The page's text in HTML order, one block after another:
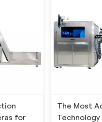
for
The Most
Technology